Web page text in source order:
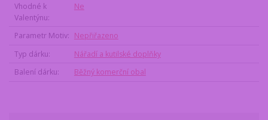
Vhodné k
Valentýnu
Ne
Parametr Motiv
Nepřiřazeno
Typ dárku
Nářadí a kutilské doplňky
Balení dárku
Běžný komerční obal